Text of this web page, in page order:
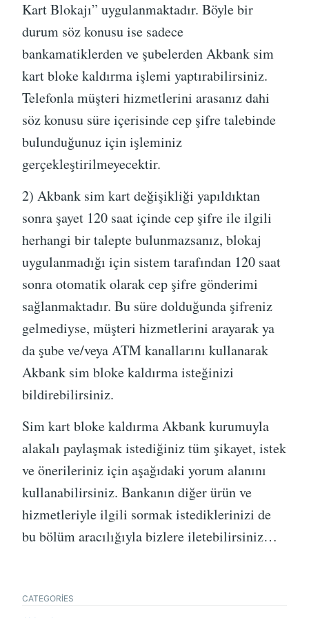
Kart Blokajı” uygulanmaktadır. Böyle bir
durum söz konusu ise sadece
bankamatiklerden ve şubelerden Akbank sim
kart bloke kaldırma işlemi yaptırabilirsiniz.
Telefonla müşteri hizmetlerini arasanız dahi
söz konusu süre içerisinde cep şifre talebinde
bulunduğunuz için işleminiz
gerçekleştirilmeyecektir.
2) Akbank sim kart değişikliği yapıldıktan
sonra şayet 120 saat içinde cep şifre ile ilgili
herhangi bir talepte bulunmazsanız, blokaj
uygulanmadığı için sistem tarafından 120 saat
sonra otomatik olarak cep şifre gönderimi
sağlanmaktadır. Bu süre dolduğunda şifreniz
gelmediyse, müşteri hizmetlerini arayarak ya
da şube ve/veya ATM kanallarını kullanarak
Akbank sim bloke kaldırma isteğinizi
bildirebilirsiniz.
Sim kart bloke kaldırma Akbank kurumuyla
alakalı paylaşmak istediğiniz tüm şikayet, istek
ve önerileriniz için aşağıdaki yorum alanını
kullanabilirsiniz. Bankanın diğer ürün ve
hizmetleriyle ilgili sormak istediklerinizi de
bu bölüm aracılığıyla bizlere iletebilirsiniz…
CATEGORIES